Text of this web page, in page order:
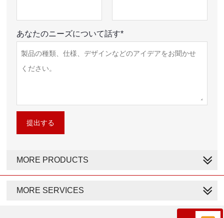
あなたのニーズについて話す*
提出する
MORE PRODUCTS
MORE SERVICES